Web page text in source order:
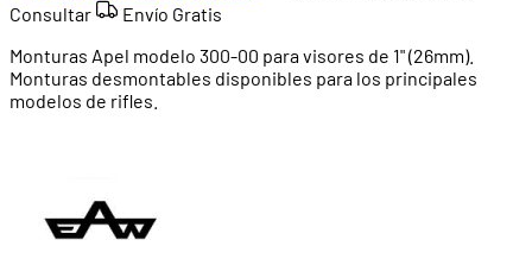
Consultar
Envío Gratis
Monturas Apel modelo 300-00 para visores de 1" (26mm).
Monturas desmontables disponibles para los principales
modelos de rifles.